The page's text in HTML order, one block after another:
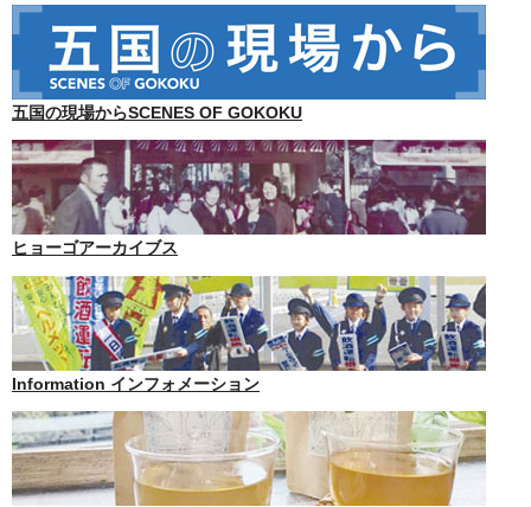
五国の現場からSCENES OF GOKOKU
ヒョーゴアーカイブス
Information インフォメーション